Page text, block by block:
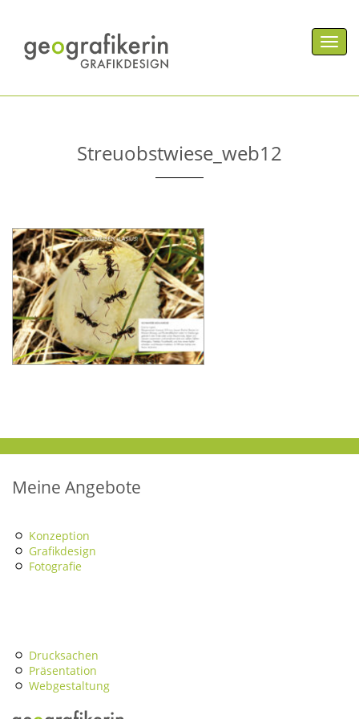
Streuobstwiese_web12
Meine Angebote
Konzeption
Grafikdesign
Fotografie
Drucksachen
Präsentation
Webgestaltung